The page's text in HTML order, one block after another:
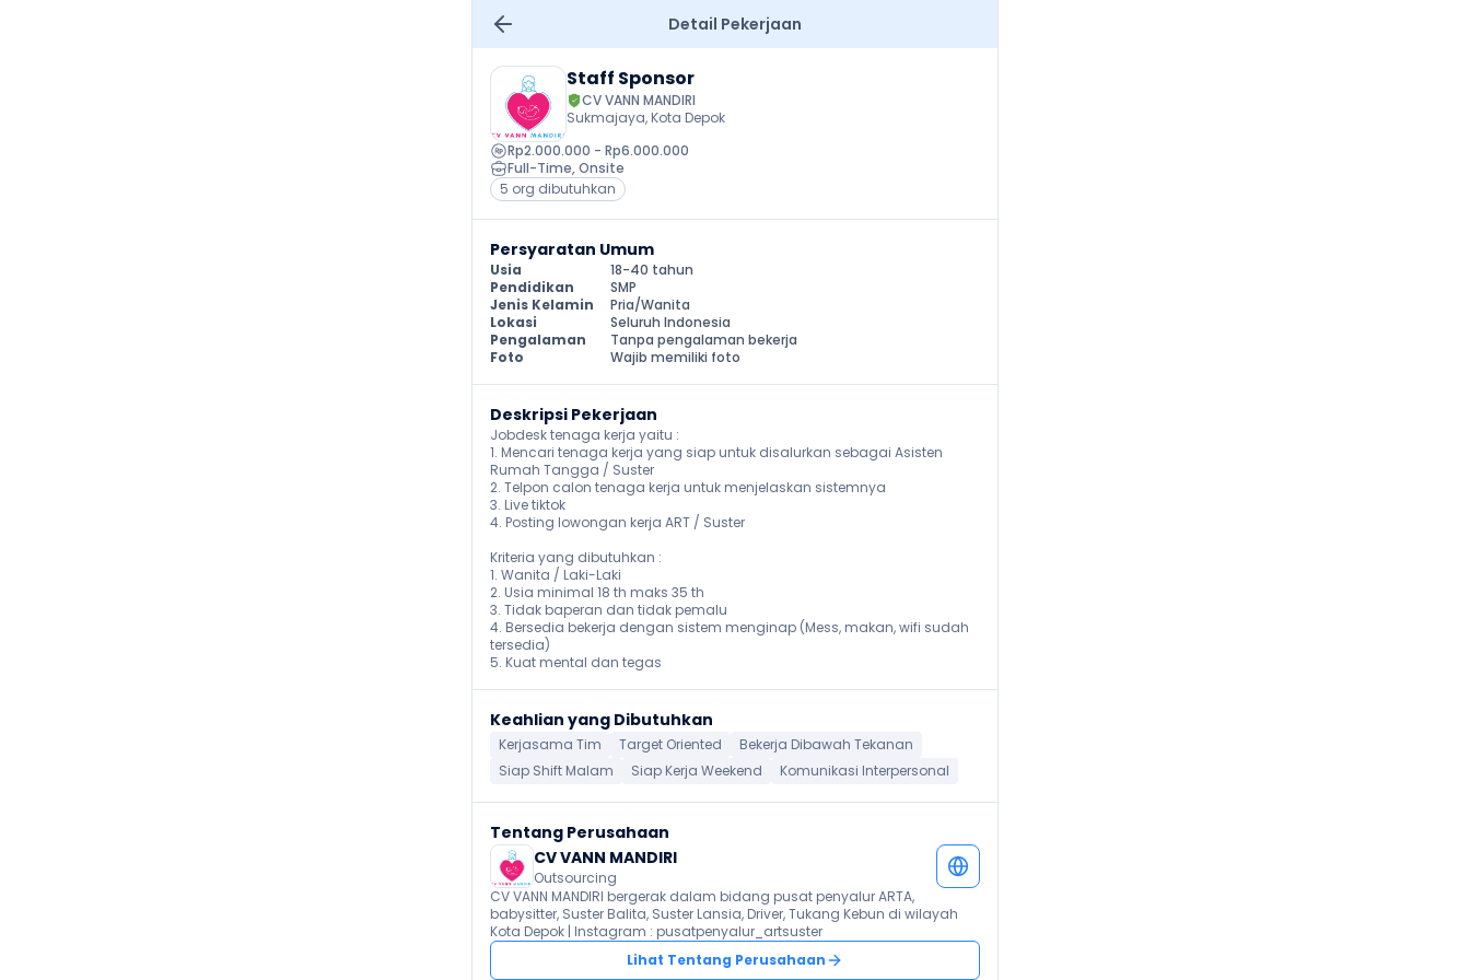
Detail Pekerjaan
Staff Sponsor
CV VANN MANDIRI
Sukmajaya, Kota Depok
Rp2.000.000 - Rp6.000.000
Full-Time, Onsite
5 org dibutuhkan
Persyaratan Umum
Usia
18-40 tahun
Pendidikan
SMP
Jenis Kelamin
Pria/Wanita
Lokasi
Seluruh Indonesia
Pengalaman
Tanpa pengalaman bekerja
Foto
Wajib memiliki foto
Deskripsi Pekerjaan
Jobdesk tenaga kerja yaitu :
1. Mencari tenaga kerja yang siap untuk disalurkan sebagai Asisten
Rumah Tangga / Suster
2. Telpon calon tenaga kerja untuk menjelaskan sistemnya
3. Live tiktok
4. Posting lowongan kerja ART / Suster
Kriteria yang dibutuhkan :
1. Wanita / Laki-Laki
2. Usia minimal 18 th maks 35 th
3. Tidak baperan dan tidak pemalu
4. Bersedia bekerja dengan sistem menginap (Mess, makan, wifi sudah
tersedia)
5. Kuat mental dan tegas
Keahlian yang Dibutuhkan
Kerjasama Tim Target Oriented
Bekerja Dibawah Tekanan
Siap Shift Malam
Siap Kerja Weekend Komunikasi Interpersonal
Tentang Perusahaan
CV VANN MANDIRI
Outsourcing
CV VANN MANDIRI bergerak dalam bidang pusat penyalur ARTA,
babysitter, Suster Balita, Suster Lansia, Driver, Tukang Kebun di wilayah
Kota Depok | Instagram : pusatpenyalur_artsuster
Lihat Tentang Perusahaan